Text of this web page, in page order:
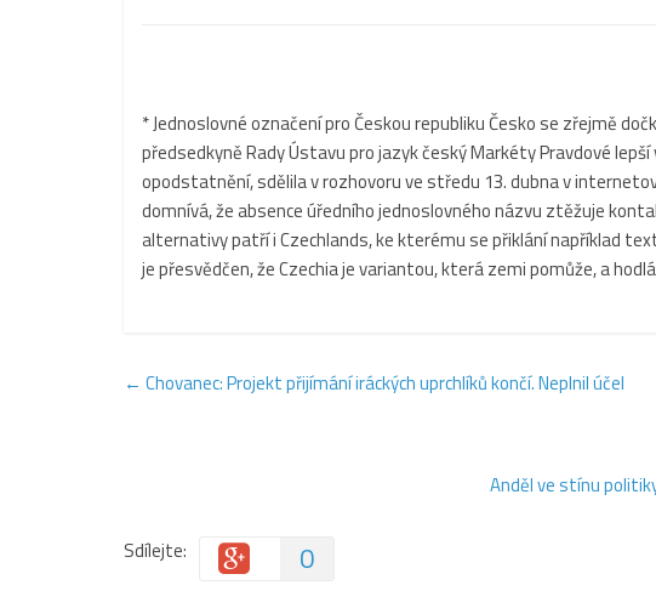
* Jednoslovné označení pro Českou republiku Česko se zřejmě
předsedkyně Rady Ústavu pro jazyk český Markéty Pravdové
opodstatnění, sdělila v rozhovoru ve středu 13. dubna v
domnívá, že absence úředního jednoslovného názvu ztěžuje
alternativy patří i Czechlands, ke kterému se přiklání například
je přesvědčen, že Czechia je variantou, která zemi pomůže, a
← Chovanec: Projekt přijímání iráckých uprchlíků končí. Neplnil účel
Anděl ve stínu
Sdílejte: 0